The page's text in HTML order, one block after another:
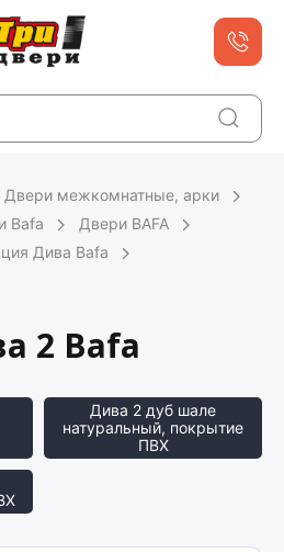
Двери межкомнатные, арки
Bafa
Двери BAFA
Дива Bafa
2 Bafa
Дива 2 дуб шале
натуральный, покрытие
ПВХ